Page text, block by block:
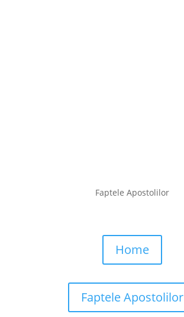
Faptele Apostolilor
Home
Faptele Apostolilor